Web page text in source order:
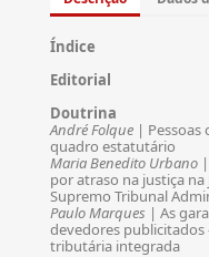
Índice
Editorial
Doutrina
André Folque | Pessoas
quadro estatutário
Maria Benedito Urbano
por atraso na justiça
Supremo Tribunal
Paulo Marques | As
devedores
tributária integrada